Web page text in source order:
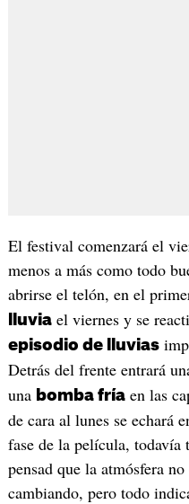
El festival comenzará el
menos a más como todo
abrirse el telón, en el
lluviael viernes y se
episodio de lluvias
Detrás del frente entrará
una bomba fríaen las
de cara al lunes se echará
fase de la película, todavía
pensad que la atmósfera
cambiando, pero todo